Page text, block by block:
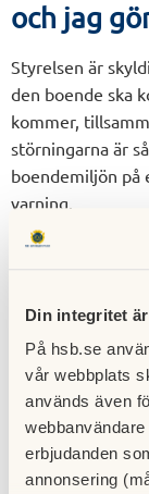
Din integritet
På hsb.se
vår webbplats
används även
erbjudanden
annonsering
och jag
Styrelsen är
den boende ska
kommer,
störningarna är
boendemiljön på
varning.
Som boende i
kanske inte
personen om du
prata med
ordning och gott
boende inte får